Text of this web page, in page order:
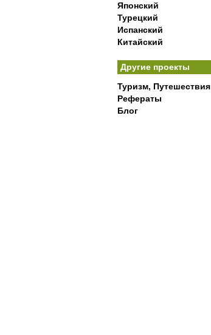
Японский
Турецкий
Испанский
Китайский
Другие проекты
Туризм, Путешествия
Рефераты
Блог